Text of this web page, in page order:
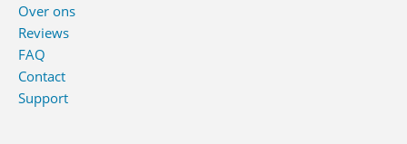
Over ons
Reviews
FAQ
Contact
Support